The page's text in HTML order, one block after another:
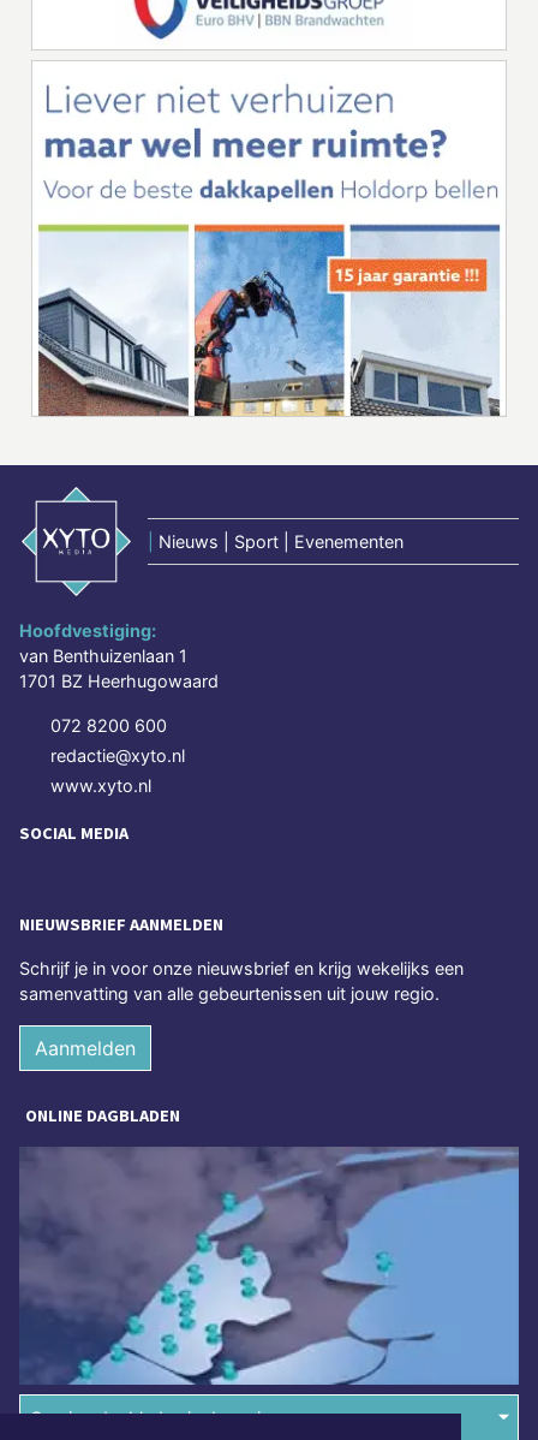
Nieuws | Sport | Evenementen
Hoofdvestiging:
van Benthuizenlaan 1
1701 BZ Heerhugowaard
072 8200 600
redactie@xyto.nl
www.xyto.nl
SOCIAL MEDIA
NIEUWSBRIEF AANMELDEN
Schrijf je in voor onze nieuwsbrief en krijg wekelijks een
samenvatting van alle gebeurtenissen uit jouw regio.
Aanmelden
ONLINE DAGBLADEN
Overige dagbladen in de regio